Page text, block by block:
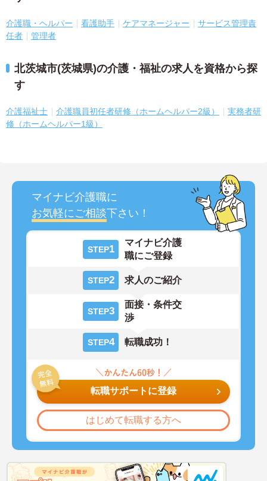
介護職・ヘルパー 看護助手 ケアマネージャー
サービス管理責
任者
管理者
北茨城市(茨城県)の介護・福祉の求人を資格から探
す
介護福祉士 介護職員初任者研修（ホームヘルパー2級）
実務者研
修（ホームヘルパー1級）
マイナビ介護職に
お気軽にご相談下さい！
STEP1
マイナビ介護
職にご登録
STEP2 求人のご紹介
STEP3
面接・条件交
渉
STEP4 転職成功！
転職サポートに登録
はじめて転職する方へ